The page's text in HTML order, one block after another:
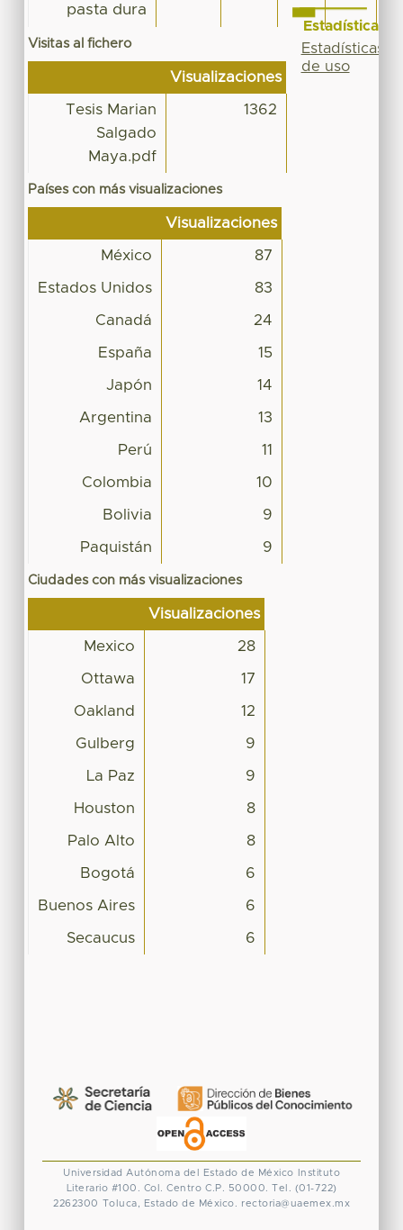
pasta dura
Visitas al fichero
Visualizaciones
Tesis Marian
Salgado
Maya.pdf
1362
Países con más visualizaciones
Visualizaciones
México 87
Estados Unidos 83
Canadá 24
España 15
Japón 14
Argentina 13
Perú 11
Colombia 10
Bolivia 9
Paquistán 9
Ciudades con más visualizaciones
Visualizaciones
Mexico 28
Ottawa 17
Oakland 12
Gulberg 9
La Paz 9
Houston 8
Palo Alto 8
Bogotá 6
Buenos Aires 6
Secaucus 6
Estadísticas
Estadísticas
de uso
Universidad Autónoma del Estado de México
Instituto
Literario #100. Col. Centro C.P. 50000. Tel. (01-722)
2262300 Toluca, Estado de México. rectoria@uaemex.mx